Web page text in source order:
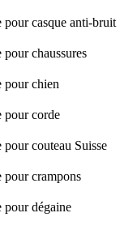
pour casque anti-bruit
pour chaussures
pour chien
pour corde
pour couteau Suisse
pour crampons
pour dégaine